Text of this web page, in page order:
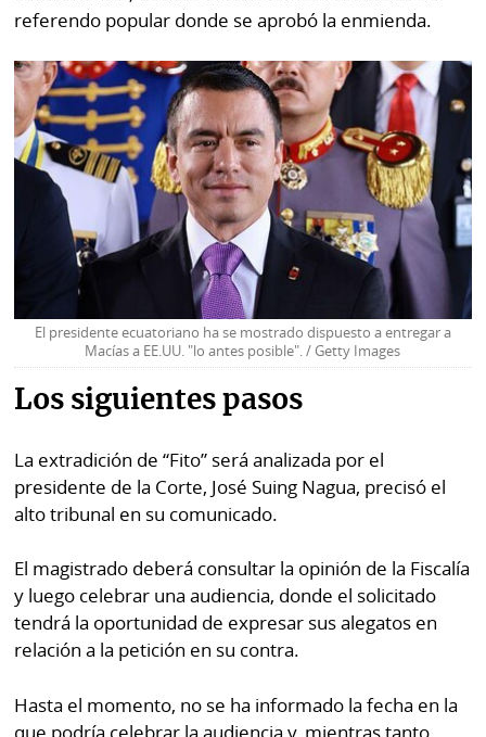
referendo popular donde se aprobó la enmienda.
El presidente ecuatoriano ha se mostrado dispuesto a entregar a
Macías a EE.UU. "lo antes posible". / Getty Images
Los siguientes pasos
La extradición de “Fito” será analizada por el
presidente de la Corte, José Suing Nagua, precisó el
alto tribunal en su comunicado.
El magistrado deberá consultar la opinión de la Fiscalía
y luego celebrar una audiencia, donde el solicitado
tendrá la oportunidad de expresar sus alegatos en
relación a la petición en su contra.
Hasta el momento, no se ha informado la fecha en la
que podría celebrar la audiencia y, mientras tanto,